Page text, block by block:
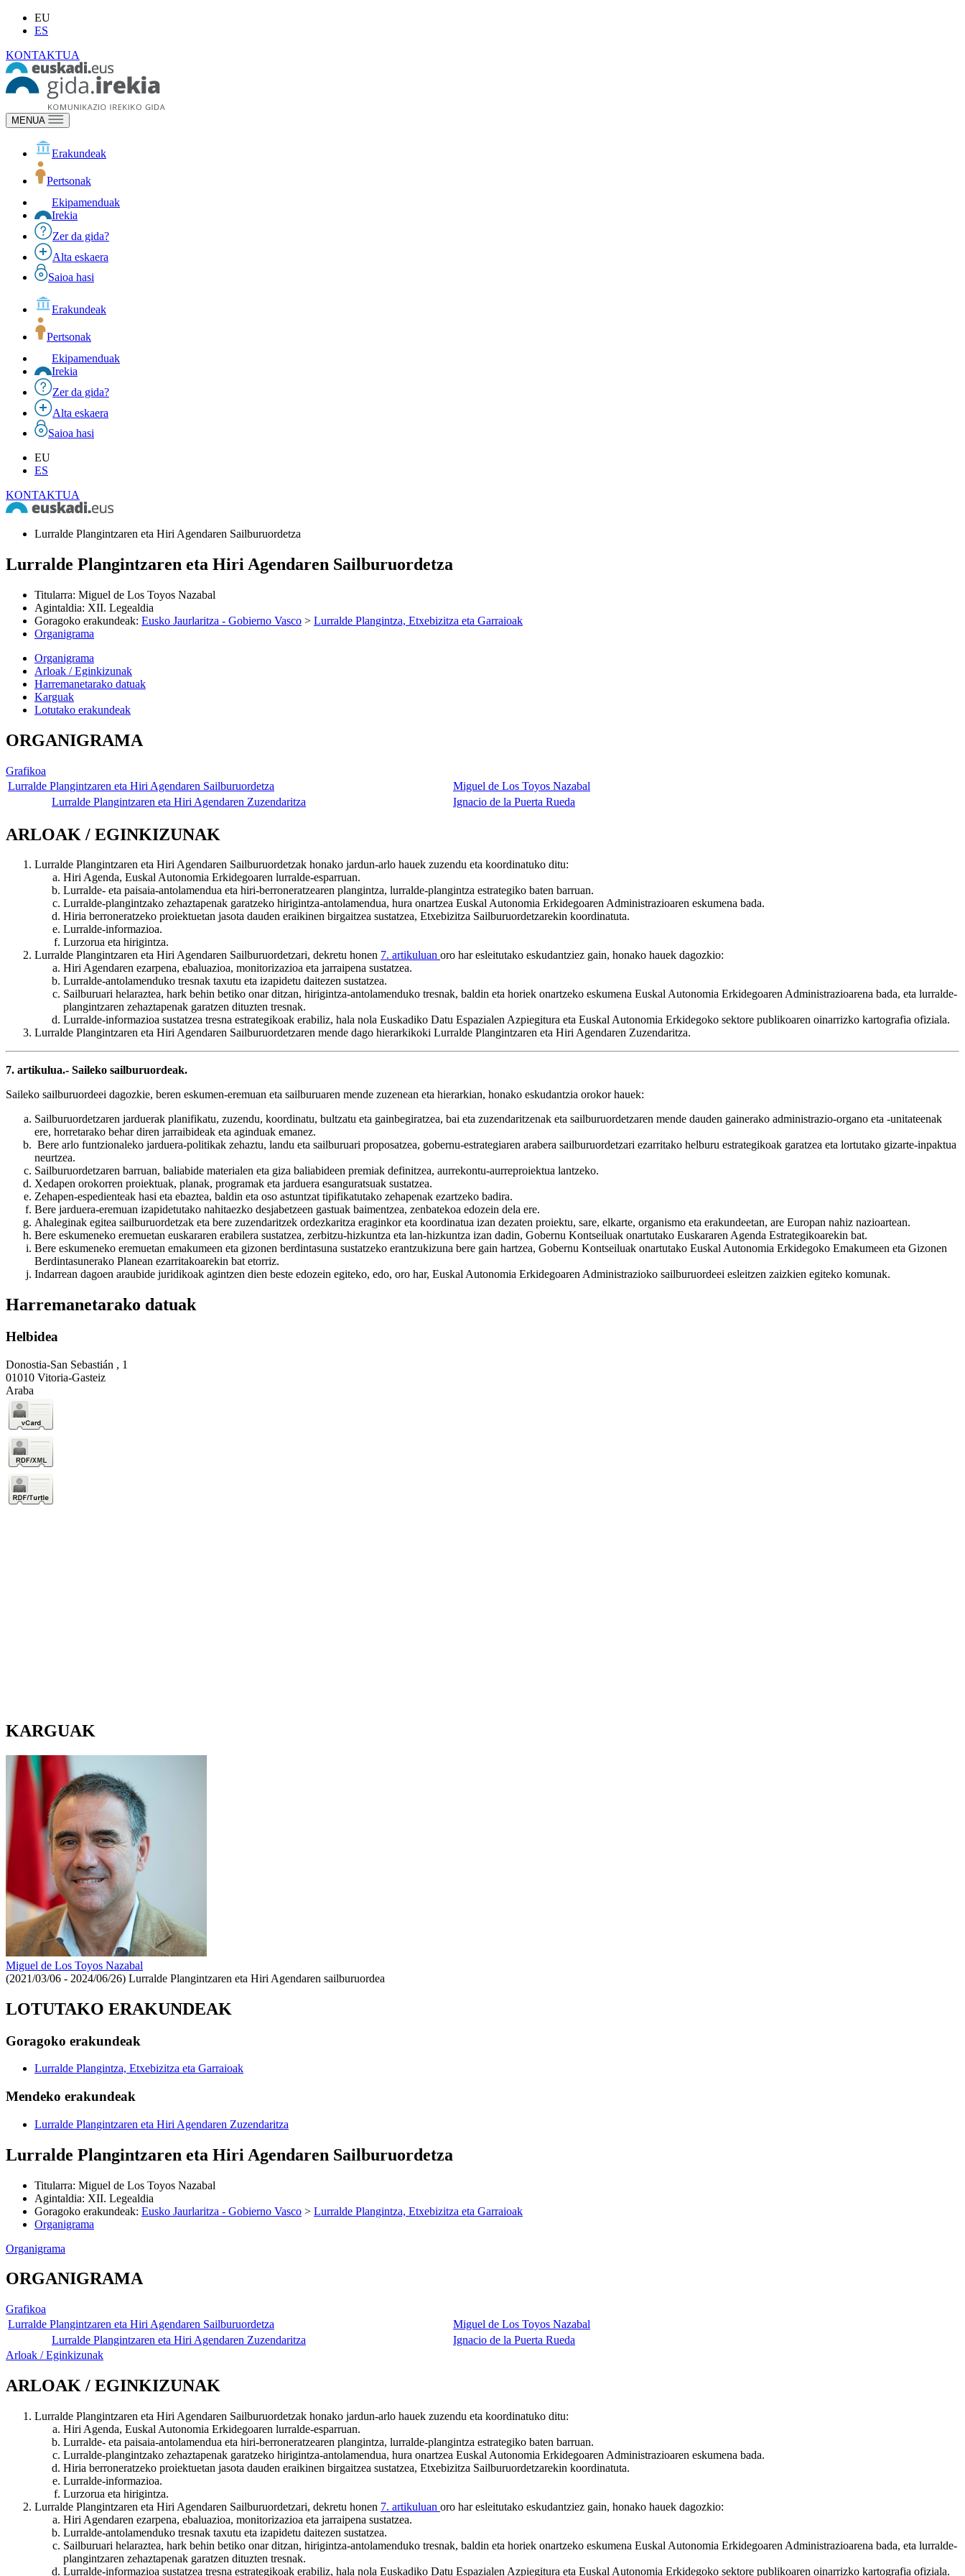
EU
ES
KONTAKTUA
MENUA
Erakundeak
Pertsonak
Ekipamenduak
Irekia
Zer da gida?
Alta eskaera
Saioa hasi
Erakundeak
Pertsonak
Ekipamenduak
Irekia
Zer da gida?
Alta eskaera
Saioa hasi
EU
ES
KONTAKTUA
Lurralde Plangintzaren eta Hiri Agendaren Sailburuordetza
Lurralde Plangintzaren eta Hiri Agendaren Sailburuordetza
Titularra: Miguel de Los Toyos Nazabal
Agintaldia: XII. Legealdia
Goragoko erakundeak: Eusko Jaurlaritza - Gobierno Vasco > Lurralde Plangintza, Etxebizitza eta Garraioak
Organigrama
Organigrama
Arloak / Eginkizunak
Harremanetarako datuak
Karguak
Lotutako erakundeak
ORGANIGRAMA
Grafikoa
Lurralde Plangintzaren eta Hiri Agendaren Sailburuordetza
Miguel de Los Toyos Nazabal
Lurralde Plangintzaren eta Hiri Agendaren Zuzendaritza
Ignacio de la Puerta Rueda
ARLOAK / EGINKIZUNAK
Lurralde Plangintzaren eta Hiri Agendaren Sailburuordetzak honako jardun-arlo hauek zuzendu eta koordinatuko ditu:
Hiri Agenda, Euskal Autonomia Erkidegoaren lurralde-esparruan.
Lurralde- eta paisaia-antolamendua eta hiri-berroneratzearen plangintza, lurralde-plangintza estrategiko baten barruan.
Lurralde-plangintzako zehaztapenak garatzeko hirigintza-antolamendua, hura onartzea Euskal Autonomia Erkidegoaren Administrazioaren eskumena bada.
Hiria berroneratzeko proiektuetan jasota dauden eraikinen birgaitzea sustatzea, Etxebizitza Sailburuordetzarekin koordinatuta.
Lurralde-informazioa.
Lurzorua eta hirigintza.
Lurralde Plangintzaren eta Hiri Agendaren Sailburuordetzari, dekretu honen 7. artikuluan oro har esleitutako eskudantziez gain, honako hauek dagozkio:
Hiri Agendaren ezarpena, ebaluazioa, monitorizazioa eta jarraipena sustatzea.
Lurralde-antolamenduko tresnak taxutu eta izapidetu daitezen sustatzea.
Sailburuari helaraztea, hark behin betiko onar ditzan, hirigintza-antolamenduko tresnak, baldin eta horiek onartzeko eskumena Euskal Autonomia Erkidegoaren Administrazioarena bada, eta lurralde-
plangintzaren zehaztapenak garatzen dituzten tresnak.
Lurralde-informazioa sustatzea tresna estrategikoak erabiliz, hala nola Euskadiko Datu Espazialen Azpiegitura eta Euskal Autonomia Erkidegoko sektore publikoaren oinarrizko kartografia ofiziala.
Lurralde Plangintzaren eta Hiri Agendaren Sailburuordetzaren mende dago hierarkikoki Lurralde Plangintzaren eta Hiri Agendaren Zuzendaritza.
7. artikulua.- Saileko sailburuordeak.
Saileko sailburuordeei dagozkie, beren eskumen-eremuan eta sailburuaren mende zuzenean eta hierarkian, honako eskudantzia orokor hauek:
Sailburuordetzaren jarduerak planifikatu, zuzendu, koordinatu, bultzatu eta gainbegiratzea, bai eta zuzendaritzenak eta sailburuordetzaren mende dauden gainerako administrazio-organo eta -unitateenak
ere, horretarako behar diren jarraibideak eta aginduak emanez.
Bere arlo funtzionaleko jarduera-politikak zehaztu, landu eta sailburuari proposatzea, gobernu-estrategiaren arabera sailburuordetzari ezarritako helburu estrategikoak garatzea eta lortutako gizarte-inpaktua
neurtzea.
Sailburuordetzaren barruan, baliabide materialen eta giza baliabideen premiak definitzea, aurrekontu-aurreproiektua lantzeko.
Xedapen orokorren proiektuak, planak, programak eta jarduera esanguratsuak sustatzea.
Zehapen-espedienteak hasi eta ebaztea, baldin eta oso astuntzat tipifikatutako zehapenak ezartzeko badira.
Bere jarduera-eremuan izapidetutako nahitaezko desjabetzeen gastuak baimentzea, zenbatekoa edozein dela ere.
Ahaleginak egitea sailburuordetzak eta bere zuzendaritzek ordezkaritza eraginkor eta koordinatua izan dezaten proiektu, sare, elkarte, organismo eta erakundeetan, are Europan nahiz nazioartean.
Bere eskumeneko eremuetan euskararen erabilera sustatzea, zerbitzu-hizkuntza eta lan-hizkuntza izan dadin, Gobernu Kontseiluak onartutako Euskararen Agenda Estrategikoarekin bat.
Bere eskumeneko eremuetan emakumeen eta gizonen berdintasuna sustatzeko erantzukizuna bere gain hartzea, Gobernu Kontseiluak onartutako Euskal Autonomia Erkidegoko Emakumeen eta Gizonen
Berdintasunerako Planean ezarritakoarekin bat etorriz.
Indarrean dagoen araubide juridikoak agintzen dien beste edozein egiteko, edo, oro har, Euskal Autonomia Erkidegoaren Administrazioko sailburuordeei esleitzen zaizkien egiteko komunak.
Harremanetarako datuak
Helbidea
Donostia-San Sebastián , 1
01010 Vitoria-Gasteiz
Araba
KARGUAK
Miguel de Los Toyos Nazabal
(2021/03/06 - 2024/06/26) Lurralde Plangintzaren eta Hiri Agendaren sailburuordea
LOTUTAKO ERAKUNDEAK
Goragoko erakundeak
Lurralde Plangintza, Etxebizitza eta Garraioak
Mendeko erakundeak
Lurralde Plangintzaren eta Hiri Agendaren Zuzendaritza
Lurralde Plangintzaren eta Hiri Agendaren Sailburuordetza
Titularra: Miguel de Los Toyos Nazabal
Agintaldia: XII. Legealdia
Goragoko erakundeak: Eusko Jaurlaritza - Gobierno Vasco > Lurralde Plangintza, Etxebizitza eta Garraioak
Organigrama
Organigrama
ORGANIGRAMA
Grafikoa
Lurralde Plangintzaren eta Hiri Agendaren Sailburuordetza
Miguel de Los Toyos Nazabal
Lurralde Plangintzaren eta Hiri Agendaren Zuzendaritza
Ignacio de la Puerta Rueda
Arloak / Eginkizunak
ARLOAK / EGINKIZUNAK
Lurralde Plangintzaren eta Hiri Agendaren Sailburuordetzak honako jardun-arlo hauek zuzendu eta koordinatuko ditu:
Hiri Agenda, Euskal Autonomia Erkidegoaren lurralde-esparruan.
Lurralde- eta paisaia-antolamendua eta hiri-berroneratzearen plangintza, lurralde-plangintza estrategiko baten barruan.
Lurralde-plangintzako zehaztapenak garatzeko hirigintza-antolamendua, hura onartzea Euskal Autonomia Erkidegoaren Administrazioaren eskumena bada.
Hiria berroneratzeko proiektuetan jasota dauden eraikinen birgaitzea sustatzea, Etxebizitza Sailburuordetzarekin koordinatuta.
Lurralde-informazioa.
Lurzorua eta hirigintza.
Lurralde Plangintzaren eta Hiri Agendaren Sailburuordetzari, dekretu honen 7. artikuluan oro har esleitutako eskudantziez gain, honako hauek dagozkio:
Hiri Agendaren ezarpena, ebaluazioa, monitorizazioa eta jarraipena sustatzea.
Lurralde-antolamenduko tresnak taxutu eta izapidetu daitezen sustatzea.
Sailburuari helaraztea, hark behin betiko onar ditzan, hirigintza-antolamenduko tresnak, baldin eta horiek onartzeko eskumena Euskal Autonomia Erkidegoaren Administrazioarena bada, eta lurralde-
plangintzaren zehaztapenak garatzen dituzten tresnak.
Lurralde-informazioa sustatzea tresna estrategikoak erabiliz, hala nola Euskadiko Datu Espazialen Azpiegitura eta Euskal Autonomia Erkidegoko sektore publikoaren oinarrizko kartografia ofiziala.